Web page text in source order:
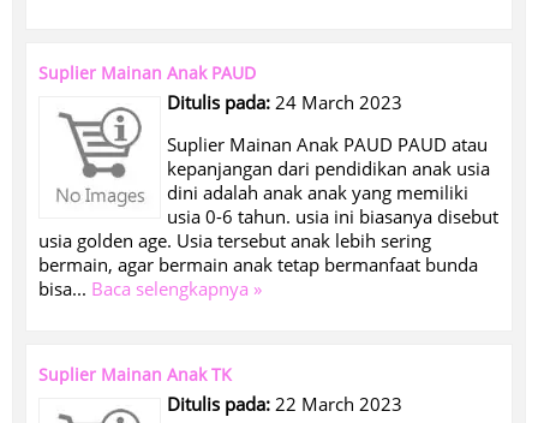
Suplier Mainan Anak PAUD
Ditulis pada: 24 March 2023
Suplier Mainan Anak PAUD PAUD atau
kepanjangan dari pendidikan anak usia
dini adalah anak anak yang memiliki
usia 0-6 tahun. usia ini biasanya disebut
usia golden age. Usia tersebut anak lebih sering
bermain, agar bermain anak tetap bermanfaat bunda
bisa... Baca selengkapnya »
Suplier Mainan Anak TK
Ditulis pada: 22 March 2023